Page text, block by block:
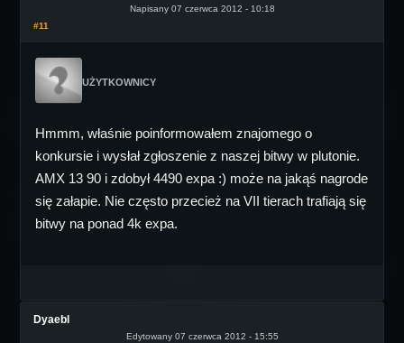
Napisany 07 czerwca 2012 - 10:18
#11
UŻYTKOWNICY
Hmmm, właśnie poinformowałem znajomego o
konkursie i wysłał zgłoszenie z naszej bitwy w plutonie.
AMX 13 90 i zdobył 4490 expa :) może na jakąś nagrode
się załapie. Nie często przecież na VII tierach trafiają się
bitwy na ponad 4k expa.
Dyaebl
Edytowany 07 czerwca 2012 - 15:55